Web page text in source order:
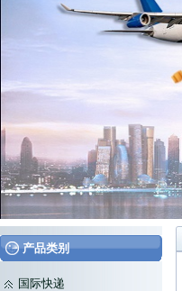
产品类别
国际快递